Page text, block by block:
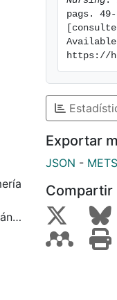
pags. 49-
https://
Exportar
JSON - METS
Compartir